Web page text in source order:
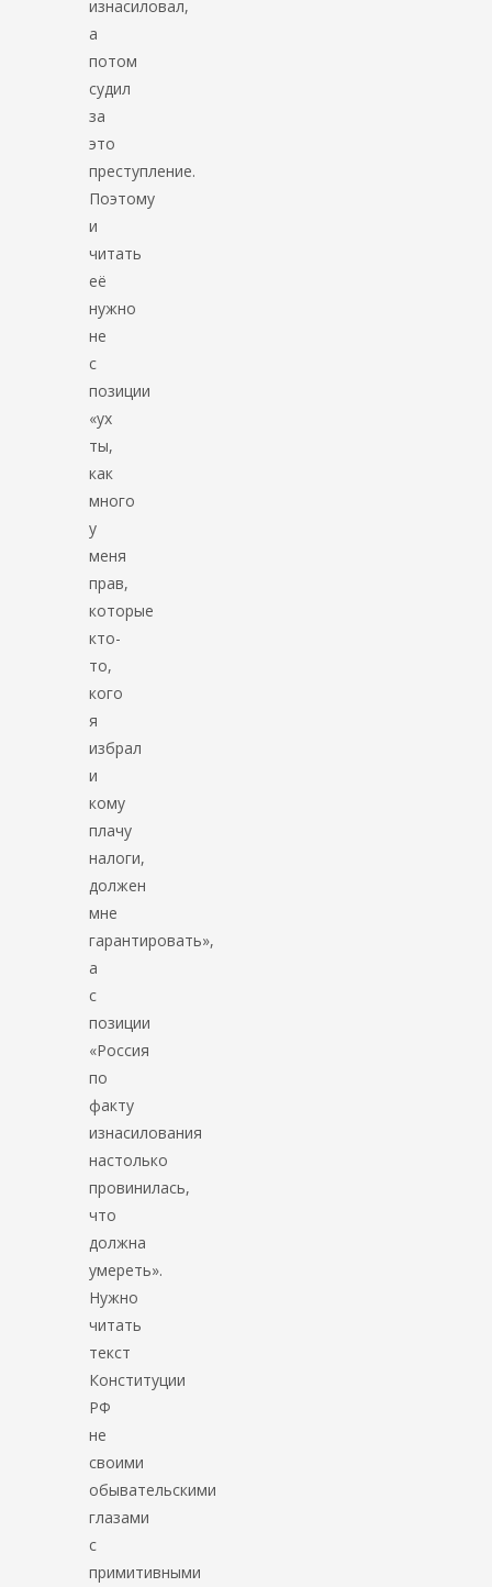
изнасиловал,
а
потом
судил
за
это
преступление.
Поэтому
и
читать
её
нужно
не
с
позиции
«ух
ты,
как
много
у
меня
прав,
которые
кто-
то,
кого
я
избрал
и
кому
плачу
налоги,
должен
мне
гарантировать»,
а
с
позиции
«Россия
по
факту
изнасилования
настолько
провинилась,
что
должна
умереть».
Нужно
читать
текст
Конституции
РФ
не
своими
обывательскими
глазами
с
примитивными